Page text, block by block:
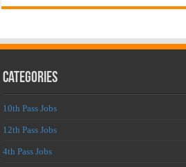
Categories
10th Pass Jobs
12th Pass Jobs
4th Pass Jobs